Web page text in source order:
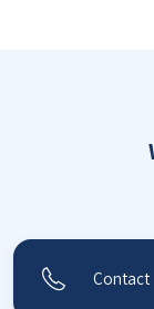
Contact